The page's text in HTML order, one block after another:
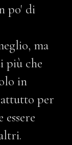
po' di
ma
più che
in
per